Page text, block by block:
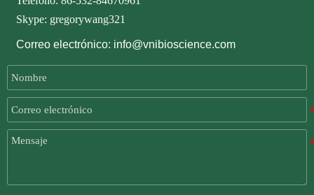
Skype: gregorywang321
Correo electrónico: info@vnibioscience.com